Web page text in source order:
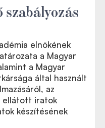
szabályozás
elnökének
a Magyar
a Magyar
által használt
az
ellátott iratok
készítésének